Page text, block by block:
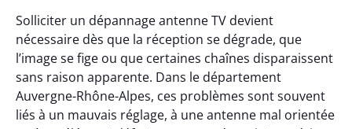
Solliciter un dépannage antenne TV devient
nécessaire dès que la réception se dégrade, que
l’image se fige ou que certaines chaînes disparaissent
sans raison apparente. Dans le département
Auvergne-Rhône-Alpes, ces problèmes sont souvent
liés à un mauvais réglage, à une antenne mal orientée